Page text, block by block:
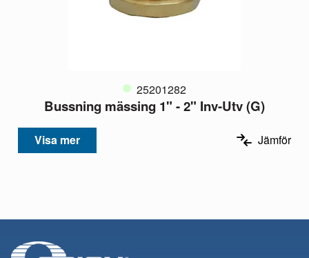
25201282
Bussning mässing 1" - 2" Inv-Utv (G)
Visa mer Jämför